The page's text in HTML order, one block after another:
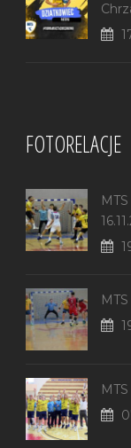
FOTORELACJE